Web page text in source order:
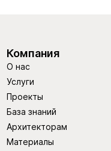
Компания
О нас
Услуги
Проекты
База знаний
Архитекторам
Материалы